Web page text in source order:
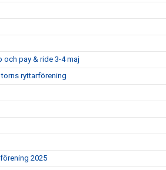
och pay & ride 3-4 maj
ryttarförening
2025